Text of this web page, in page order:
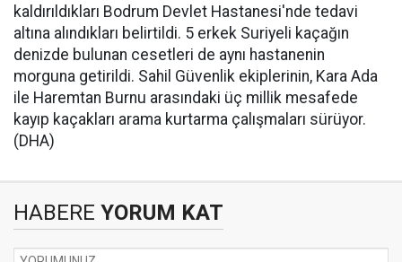
kaldırıldıkları Bodrum Devlet Hastanesi'nde tedavi
altına alındıkları belirtildi. 5 erkek Suriyeli kaçağın
denizde bulunan cesetleri de aynı hastanenin
morguna getirildi. Sahil Güvenlik ekiplerinin, Kara Ada
ile Haremtan Burnu arasındaki üç millik mesafede
kayıp kaçakları arama kurtarma çalışmaları sürüyor.
(DHA)
HABERE YORUM KAT